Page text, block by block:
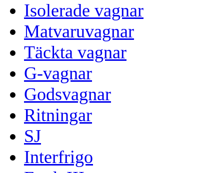
Isolerade vagnar
Matvaruvagnar
Täckta vagnar
G-vagnar
Godsvagnar
Ritningar
SJ
Interfrigo